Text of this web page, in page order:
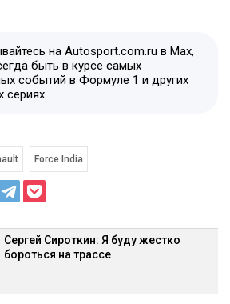
на Autosport.com.ru в Max,
быть в курсе самых
событий в Формуле 1 и других
сериях
Force India
Сергей Сироткин: Я буду жестко
бороться на трассе